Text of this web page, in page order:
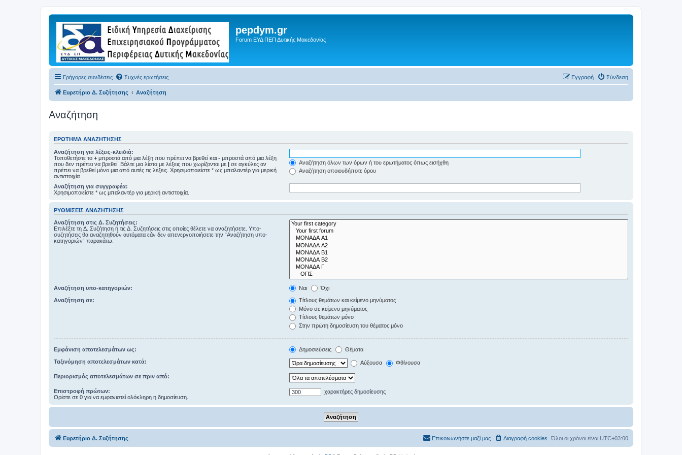
pepdym.gr
Forum ΕΥΔ ΠΕΠ Δυτικής Μακεδονίας
Γρήγορες συνδέσεις Συχνές ερωτήσεις Σύνδεση
Εγγραφή
Ευρετήριο Δ. Συζήτησης Αναζήτηση
Αναζήτηση
ΕΡΏΤΗΜΑ ΑΝΑΖΉΤΗΣΗΣ
Αναζήτηση για λέξεις-κλειδιά:
Τοποθετήστε το + μπροστά από μια λέξη που πρέπει να βρεθεί και - μπροστά από μια λέξη
που δεν πρέπει να βρεθεί. Βάλτε μια λίστα με λέξεις που χωρίζονται με | σε αγκύλες αν
πρέπει να βρεθεί μόνο μια από αυτές τις λέξεις. Χρησιμοποιείστε * ως μπαλαντέρ για μερική
αντιστοιχία.
Αναζήτηση όλων των όρων ή του ερωτήματος όπως εισήχθη
Αναζήτηση οποιουδήποτε όρου
Αναζήτηση για συγγραφέα:
Χρησιμοποιείστε * ως μπαλαντέρ για μερική αντιστοιχία.
ΡΥΘΜΊΣΕΙΣ ΑΝΑΖΉΤΗΣΗΣ
Αναζήτηση στις Δ. Συζητήσεις:
Επιλέξτε τη Δ. Συζήτηση ή τις Δ. Συζητήσεις στις οποίες θέλετε να αναζητήσετε. Υπο-
συζητήσεις θα αναζητηθούν αυτόματα εάν δεν απενεργοποιήσετε την “Αναζήτηση υπο-
κατηγοριών“ παρακάτω.
Αναζήτηση υπο-κατηγοριών: Ναι Όχι
Αναζήτηση σε:
Τίτλους θεμάτων και κείμενο μηνύματος
Μόνο σε κείμενο μηνύματος
Τίτλους θεμάτων μόνο
Στην πρώτη δημοσίευση του θέματος μόνο
Εμφάνιση αποτελεσμάτων ως: Δημοσιεύσεις Θέματα
Ταξινόμηση αποτελεσμάτων κατά: Αύξουσα Φθίνουσα
Περιορισμός αποτελεσμάτων σε πριν από:
Επιστροφή πρώτων:
Ορίστε σε 0 για να εμφανιστεί ολόκληρη η δημοσίευση.
χαρακτήρες δημοσίευσης
Ευρετήριο Δ. Συζήτησης Όλοι οι χρόνοι είναι UTC+03:00
Διαγραφή cookies
Επικοινωνήστε μαζί μας